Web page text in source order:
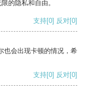
的隐私和自由。
支持[0] 反对[0]
也会出现卡顿的情况，希
支持[0] 反对[0]